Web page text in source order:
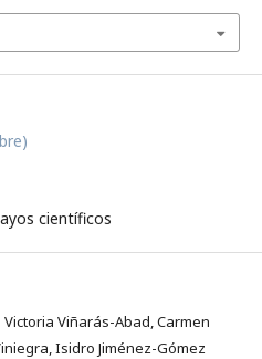
científicos
Viñarás-Abad, Carmen
Isidro Jiménez-Gómez